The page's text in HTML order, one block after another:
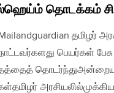
தொடக்கம்
தமிழர்
பெயர்கள்
தொடர்ந்துஅன்றைய